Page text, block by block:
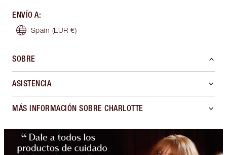
ENVÍO A:
Spain (EUR €)
SOBRE
ASISTENCIA
MÁS INFORMACIÓN SOBRE CHARLOTTE